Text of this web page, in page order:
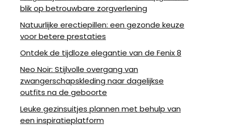
blik op betrouwbare zorgverlening
Natuurlijke erectiepillen: een gezonde keuze
voor betere prestaties
Ontdek de tijdloze elegantie van de Fenix 8
Neo Noir: Stijlvolle overgang van
zwangerschapskleding naar dagelijkse
outfits na de geboorte
Leuke gezinsuitjes plannen met behulp van
een inspiratieplatform